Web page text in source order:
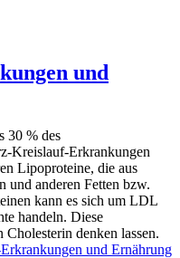
und
30 % des
Kreislauf-Erkrankungen
Lipoproteine, die aus
und anderen Fetten bzw.
kann es sich um LDL
handeln. Diese
denken lassen.
und Ernährung